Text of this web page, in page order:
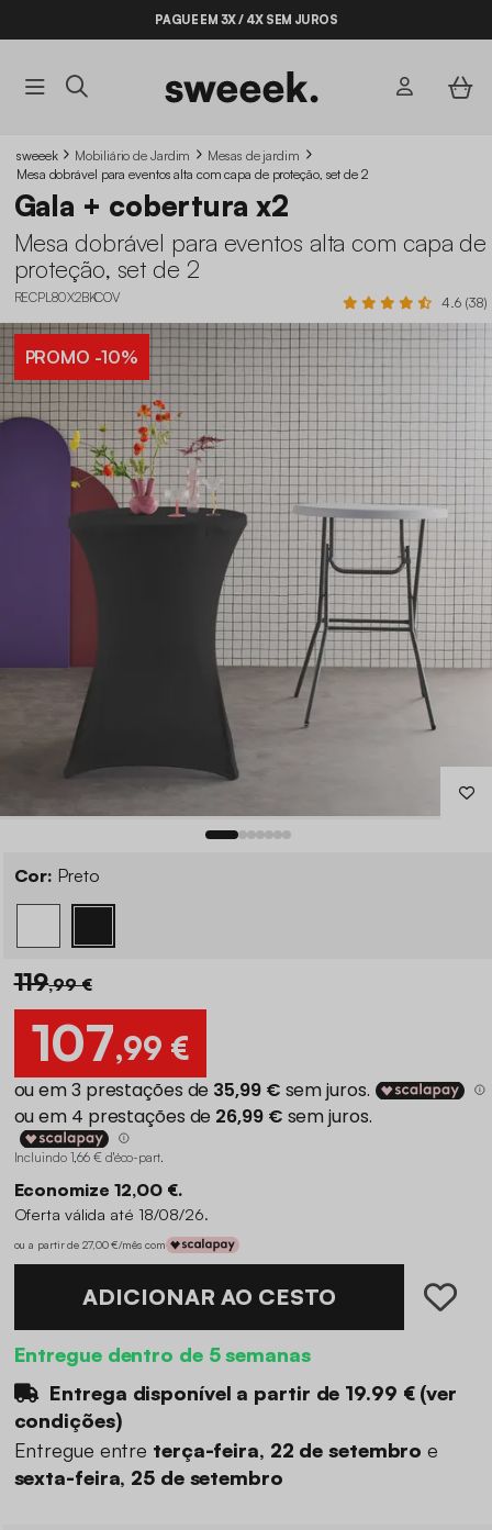
BYE BYE STOCK ATÉ -70%*
PAGUE EM 3X / 4X SEM JUROS
sweeek Mobiliário de Jardim
Mesas de jardim
Mesa dobrável para eventos alta com capa de proteção, set de 2
Gala + cobertura x2
Mesa dobrável para eventos alta com capa de
proteção, set de 2
RECPL80X2BKCOV 4.6 (38)
PROMO -10%
Cor: Preto
119,99 €
107,99 €
Incluindo 1,66 € d'éco-part.
Economize 12,00 €.
Oferta válida até 18/08/26.
ou a partir de 27,00 €/mês com
ADICIONAR AO CESTO
Entregue dentro de 5 semanas
Entrega disponível a partir de 19.99 €(ver
condições)
Entregue entre terça-feira, 22 de setembroe
sexta-feira, 25 de setembro